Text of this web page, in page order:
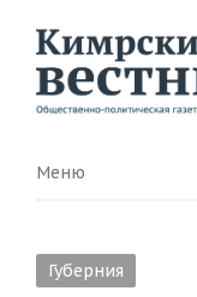
Menu
Меню
Губерния